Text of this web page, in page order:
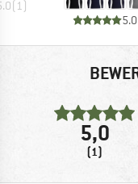
(1)
5.0
5,0
(1)